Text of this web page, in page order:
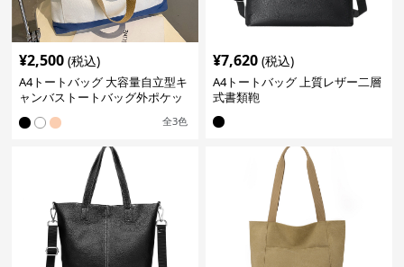
¥2,500 (税込)
A4トートバッグ 大容量自立型キ
ャンバストートバッグ外ポケッ
全3色
¥7,620 (税込)
A4トートバッグ 上質レザー二層
式書類鞄